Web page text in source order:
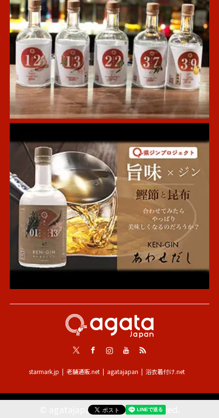
InstagramYoutube
RSS
starmark.jp 老舗通販.net agatajapan 浴衣着付け.net
agatajapan. All Rights Reserved.